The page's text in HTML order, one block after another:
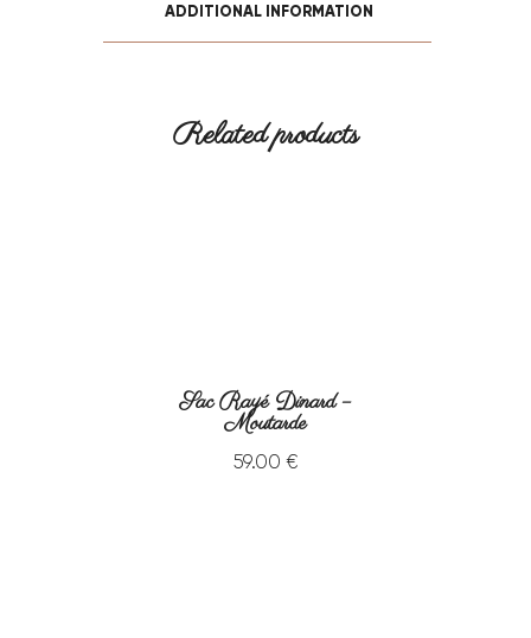
ADDITIONAL INFORMATION
Related products
Sac Rayé Dinard –
Moutarde
59.00 €